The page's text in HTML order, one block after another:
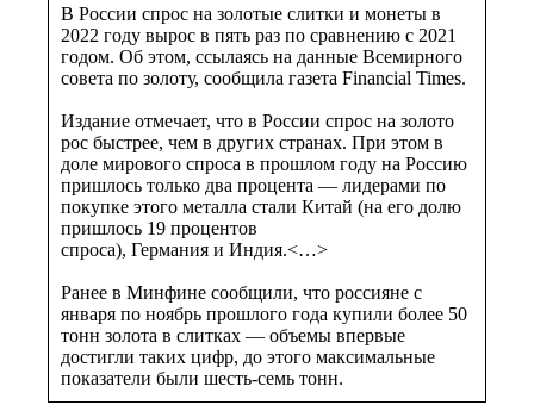
В России спрос на золотые слитки и монеты в
2022 году вырос в пять раз по сравнению с 2021
годом. Об этом, ссылаясь на данные Всемирного
совета по золоту, сообщила газета Financial Times.
Издание отмечает, что в России спрос на золото
рос быстрее, чем в других странах. При этом в
доле мирового спроса в прошлом году на Россию
пришлось только два процента — лидерами по
покупке этого металла стали Китай (на его долю
пришлось 19 процентов
спроса), Германия и Индия.<…>
Ранее в Минфине сообщили, что россияне с
января по ноябрь прошлого года купили более 50
тонн золота в слитках — объемы впервые
достигли таких цифр, до этого максимальные
показатели были шесть-семь тонн.